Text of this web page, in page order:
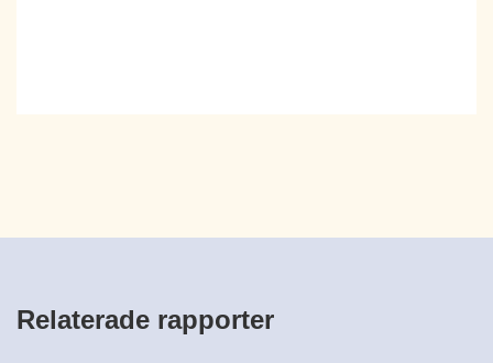
Relaterade rapporter